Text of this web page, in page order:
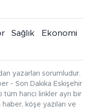
Sağlık
Ekonomi
yazarları sorumludur.
- Son Dakika Eskişehir
harici linkler ayrı bir
köşe yazıları ve